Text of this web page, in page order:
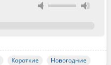
Короткие Новогодние